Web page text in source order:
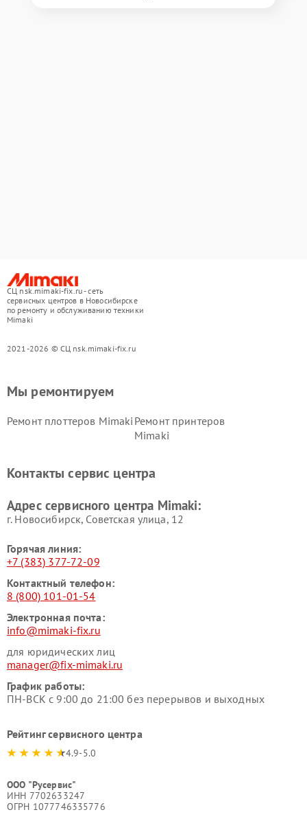
СЦ nsk.mimaki-fix.ru - сеть
сервисных центров в Новосибирске
по ремонту и обслуживанию техники
Mimaki
2021-2026 © СЦ nsk.mimaki-fix.ru
Мы ремонтируем
Ремонт плоттеров Mimaki Ремонт принтеров
Mimaki
Контакты сервис центра
Адрес сервисного центра Mimaki:
г. Новосибирск, Советская улица, 12
Горячая линия:
+7 (383) 377-72-09
Контактный телефон:
8 (800) 101-01-54
Электронная почта:
info@mimaki-fix.ru
для юридических лиц
manager@fix-mimaki.ru
График работы:
ПН-ВСК с 9:00 до 21:00 без перерывов и выходных
Рейтинг сервисного центра
4.9-5.0
ООО "Русервис"
ИНН 7702633247
ОГРН 1077746335776